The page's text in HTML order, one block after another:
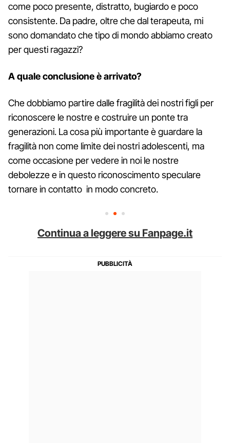
come poco presente, distratto, bugiardo e poco
consistente. Da padre, oltre che dal terapeuta, mi
sono domandato che tipo di mondo abbiamo creato
per questi ragazzi?
A quale conclusione è arrivato?
Che dobbiamo partire dalle fragilità dei nostri figli per
riconoscere le nostre e costruire un ponte tra
generazioni. La cosa più importante è guardare la
fragilità non come limite dei nostri adolescenti, ma
come occasione per vedere in noi le nostre
debolezze e in questo riconoscimento speculare
tornare in contatto in modo concreto.
Continua a leggere su Fanpage.it